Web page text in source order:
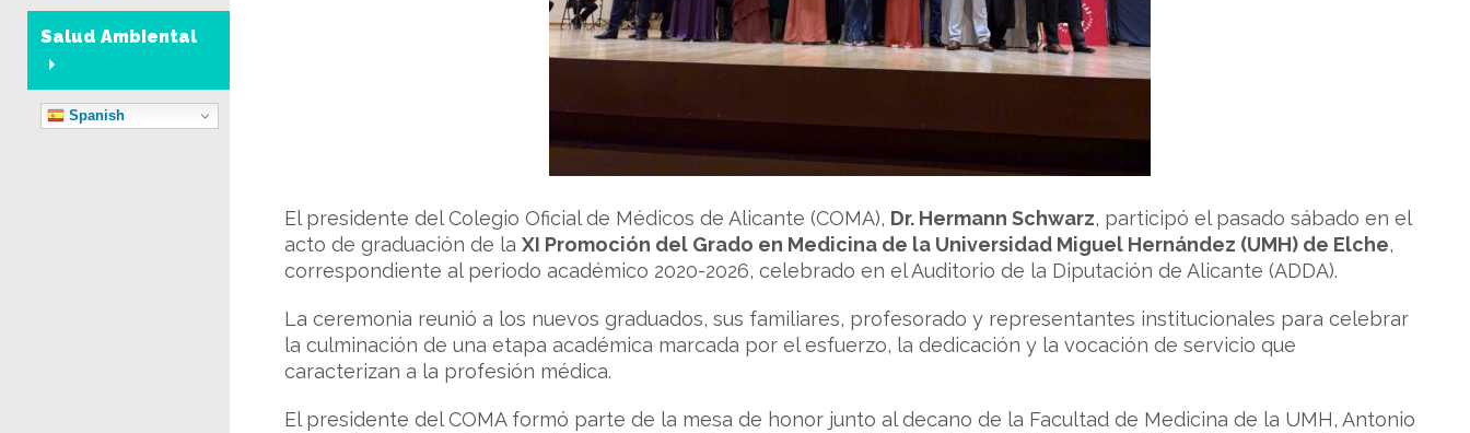
Salud Ambiental
Spanish
El presidente del Colegio Oficial de Médicos de Alicante (COMA), Dr. Hermann Schwarz, participó el pasado sábado en el
acto de graduación de la XI Promoción del Grado en Medicina de la Universidad Miguel Hernández (UMH) de Elche,
correspondiente al periodo académico 2020-2026, celebrado en el Auditorio de la Diputación de Alicante (ADDA).
La ceremonia reunió a los nuevos graduados, sus familiares, profesorado y representantes institucionales para celebrar
la culminación de una etapa académica marcada por el esfuerzo, la dedicación y la vocación de servicio que
caracterizan a la profesión médica.
El presidente del COMA formó parte de la mesa de honor junto al decano de la Facultad de Medicina de la UMH, Antonio